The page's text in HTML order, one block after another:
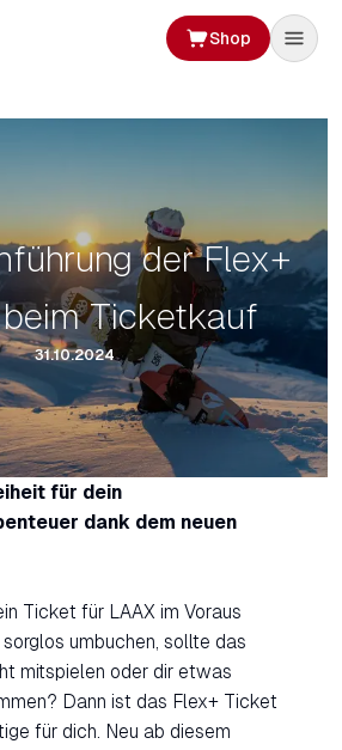
Shop
der Flex+
Ticketkauf
31.10.2024
für dein
dank dem neuen
Ticket für LAAX im Voraus
umbuchen, sollte das
mitspielen oder dir etwas
Dann ist das Flex+ Ticket
für dich. Neu ab diesem